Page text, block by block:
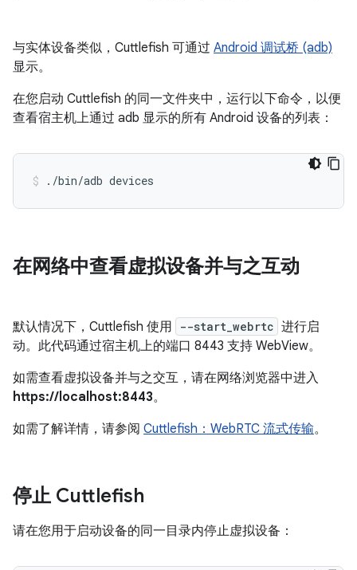
与实体设备类似，Cuttlefish 可通过 Android 调试桥 (adb)
显示。
在您启动 Cuttlefish 的同一文件夹中，运行以下命令，以便
查看宿主机上通过 adb 显示的所有 Android 设备的列表：
./bin/adb devices
在网络中查看虚拟设备并与之互动
默认情况下，Cuttlefish 使用 --start_webrtc 进行启
动。此代码通过宿主机上的端口 8443 支持 WebView。
如需查看虚拟设备并与之交互，请在网络浏览器中进入
https://localhost:8443。
如需了解详情，请参阅 Cuttlefish：WebRTC 流式传输。
停止 Cuttlefish
请在您用于启动设备的同一目录内停止虚拟设备：